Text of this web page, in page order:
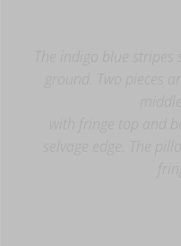
The indigo blue
ground. Two pieces
with fringe top and
selvage edge. The